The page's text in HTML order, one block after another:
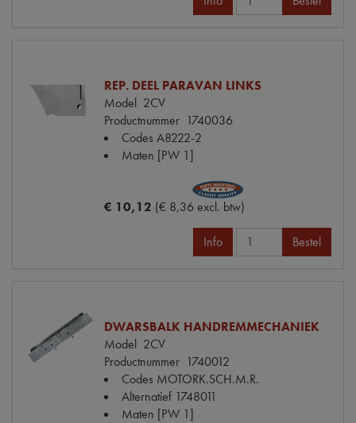
REP. DEEL PARAVAN LINKS
Model 2CV
Productnummer 1740036
Codes A8222-2
Maten [PW 1]
€ 10,12 (€ 8,36 excl. btw)
Info Bestel
DWARSBALK HANDREMMECHANIEK
Model 2CV
Productnummer 1740012
Codes MOTORK.SCH.M.R.
Alternatief 1748011
Maten [PW 1]